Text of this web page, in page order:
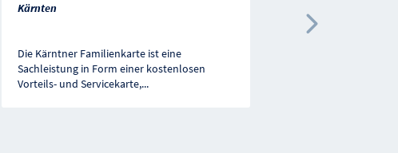
Kärnten
Die Kärntner Familienkarte ist eine
Sachleistung in Form einer kostenlosen
Vorteils- und Servicekarte,...
Kärnten
Nächste